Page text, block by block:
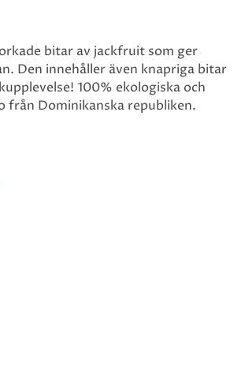
bitar av jackfruit som ger
Den innehåller även knapriga bitar
100% ekologiska och
från Dominikanska republiken.